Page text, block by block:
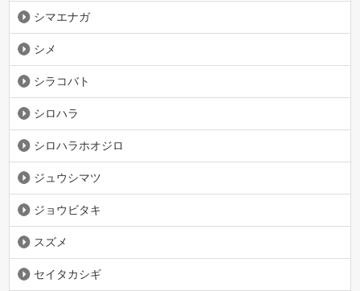
シマエナガ
シメ
シラコバト
シロハラ
シロハラホオジロ
ジュウシマツ
ジョウビタキ
スズメ
セイタカシギ